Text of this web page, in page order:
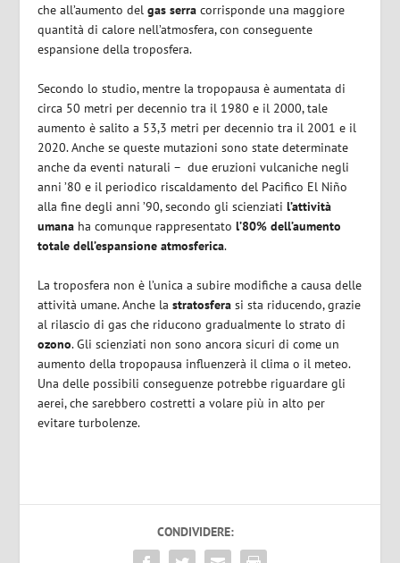
che all’aumento delgas serra corrisponde una maggiore
quantità di calore nell’atmosfera, con conseguente
espansione della troposfera.
Secondo lo studio, mentre la tropopausa è aumentata di
circa 50 metri per decennio tra il 1980 e il 2000, tale
aumento è salito a 53,3 metri per decennio tra il 2001 e il
2020. Anche se queste mutazioni sono state determinate
anche da eventi naturali – due eruzioni vulcaniche negli
anni ’80 e il periodico riscaldamento del Pacifico El Niño
alla fine degli anni ’90, secondo gli scienziatil’attività
umana ha comunque rappresentatol’80% dell’aumento
totale dell’espansione atmosferica.
La troposfera non è l’unica a subire modifiche a causa delle
attività umane. Anche la stratosfera si sta riducendo, grazie
al rilascio di gas che riducono gradualmente lo strato di
ozono. Gli scienziati non sono ancora sicuri di come un
aumento della tropopausa influenzerà il clima o il meteo.
Una delle possibili conseguenze potrebbe riguardare gli
aerei, che sarebbero costretti a volare più in alto per
evitare turbolenze.
CONDIVIDERE: